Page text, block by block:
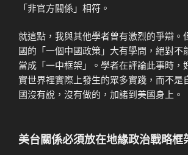
「非官方關係」相符。
就這點，我與其他學者曾有激烈的爭辯。
國的「一個中國政策」大有學問，絕對不
當成「一中框架」。學者在評論此事時，
實世界裡實際上發生的眾多實踐，而不是
國沒有說，沒有做的，加諸到美國身上。
美台關係必須放在地緣政治戰略框